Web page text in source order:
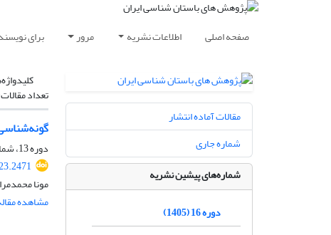
صفحه اصلی اطلاعات نشریه مرور برای
تعداد
دوره 13، شماره 38، پاییز 1402، صفحه
مونا
مشاهده
مقالات آماده انتشار
شماره جاری
شماره‌های پیشین نشریه
دوره 16 (1405)